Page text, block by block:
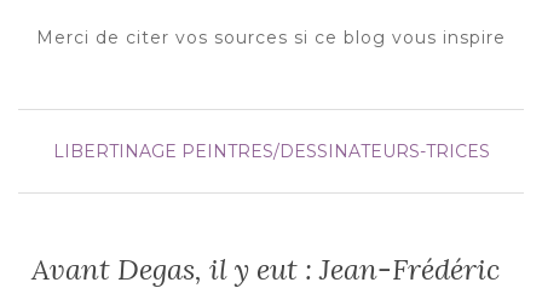
Merci de citer vos sources si ce blog vous inspire
LIBERTINAGE PEINTRES/DESSINATEURS-TRICES
Avant Degas, il y eut : Jean-Frédéric